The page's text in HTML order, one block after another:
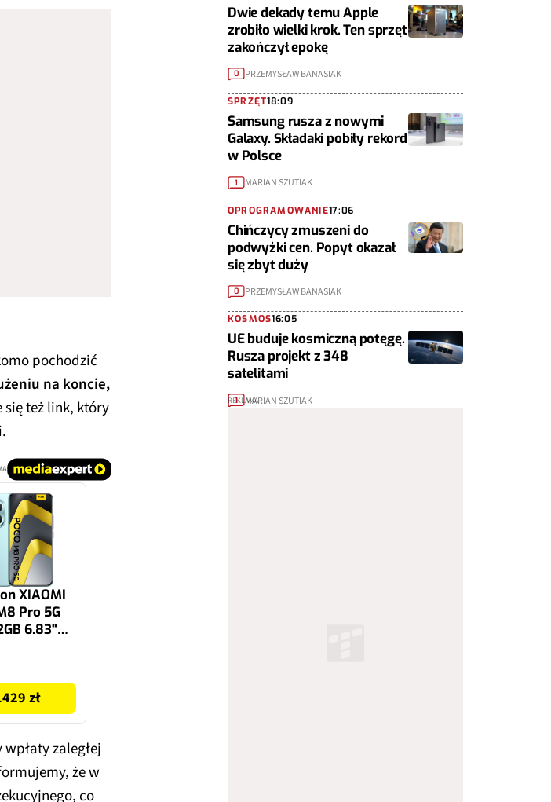
pochodzić
na koncie,
się też link, który
XIAOMI
Pro 5G
6.83"
zł
zaległej
że w
co
Dwie dekady temu Apple
zrobiło wielki krok. Ten sprzęt
zakończył epokę
0 PRZEMYSŁAW BANASIAK
SPRZĘT18:09
Samsung rusza z nowymi
Galaxy. Składaki pobiły rekord
w Polsce
1 MARIAN SZUTIAK
OPROGRAMOWANIE17:06
Chińczycy zmuszeni do
podwyżki cen. Popyt okazał
się zbyt duży
0 PRZEMYSŁAW BANASIAK
KOSMOS16:05
UE buduje kosmiczną potęgę.
Rusza projekt z 348
satelitami
1 MARIAN SZUTIAK